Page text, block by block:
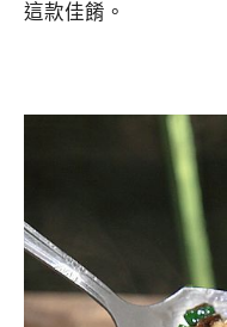
這款佳餚。